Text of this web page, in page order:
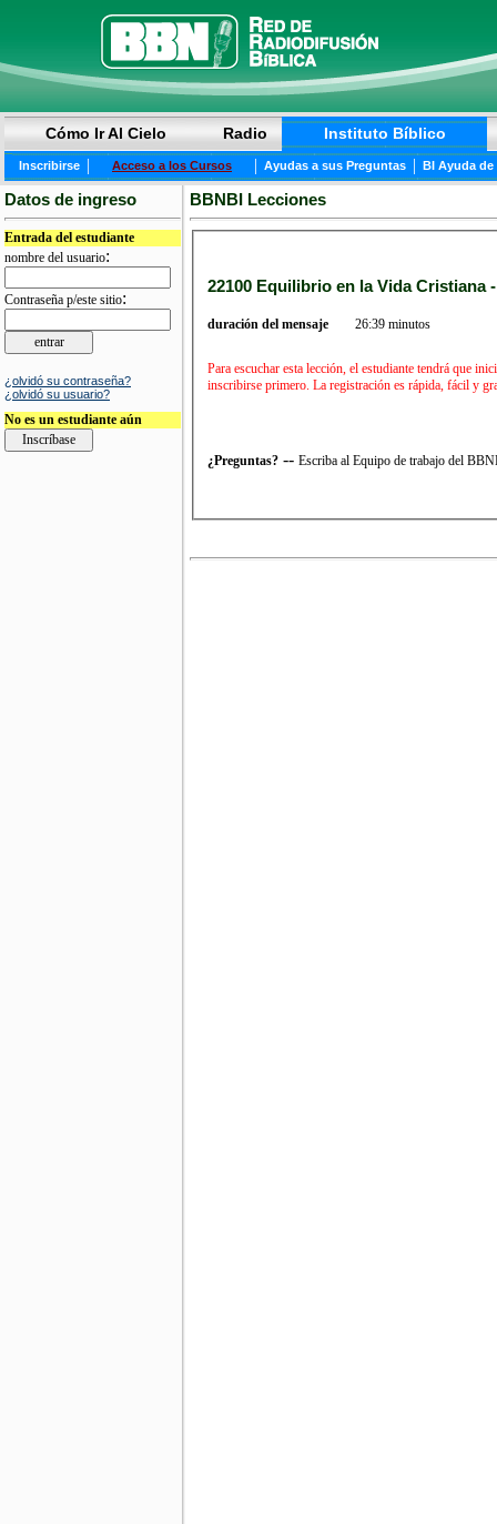
Cómo Ir Al Cielo Radio Instituto Bíblico
Inscribirse | Acceso a los Cursos | Ayudas a sus Preguntas | BI Ayuda
Datos de ingreso
Entrada del estudiante
nombre del usuario:
Contraseña p/este sitio:
¿olvidó su contraseña?
¿olvidó su usuario?
No es un estudiante aún
BBNBI Lecciones
22100 Equilibrio en la Vida Cristiana
duración del mensaje 26:39 minutos
Para escuchar esta lección, el estudiante tendrá que
inscribirse primero. La registración es rápida, fácil y
¿Preguntas? -- Escriba al Equipo de trabajo del